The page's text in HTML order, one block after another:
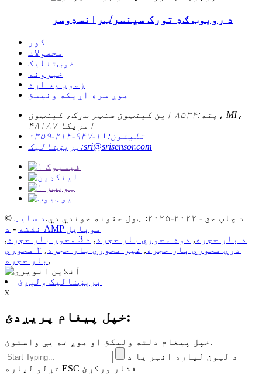
د روبوټ ګډ تورک سینسر/ټرانسډوسر
کور
محصولات
غوښتنلیک
خبرونه
زموږ په اړه
موږ سره اړیکه ونیسئ
پته:
۸۵۳۴ این کینټون سنټر سړک، کینټون، MI،
امریکا ۴۸۱۸۷
تلیفون:+۱-۹۴۷-۲۱۴-۰۳۵۹
برېښنالیک:sri@srisensor.com
© د چاپ حق - ۲۰۲۲-۲۰۲۵: ټول حقونه خوندي دي.
د سایټ
نقشه -
د AMP موبایل
د بار حجره , دوه محوري بار حجره , د 3 محور بار حجره
,
درې محوري بار حجره , غیر محوري بار حجره ,
۲ محوري
بار حجره ,
برېښنالیک ولېږئ
x
خپل پیغام پریږدئ:
خپل پیغام دلته ولیکئ او موږ ته یې واستوئ.
د لټون لپاره انټر یا د
تړلو لپاره ESC فشار ورکړئ